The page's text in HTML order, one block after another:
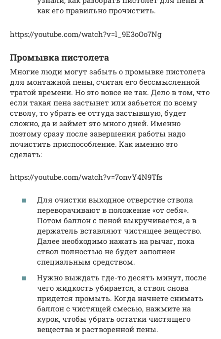
как его правильно прочистить.
https://youtube.com/watch?v=l_9E3oOo7Ng
Промывка пистолета
Многие люди могут забыть о промывке пистолета
для монтажной пены, считая его бессмысленной
тратой времени. Но это вовсе не так. Дело в том, что
если такая пена застынет или забьется по всему
стволу, то убрать ее оттуда застывшую, будет
сложно, да и займет это много дней. Именно
поэтому сразу после завершения работы надо
почистить приспособление. Как именно это
сделать:
https://youtube.com/watch?v=7onvY4N9Tfs
Для очистки выходное отверстие ствола
переворачивают в положение «от себя».
Потом баллон с пеной выкручивается, а в
держатель вставляют чистящее вещество.
Далее необходимо нажать на рычаг, пока
ствол полностью не будет заполнен
специальным средством.
Нужно выждать где-то десять минут, после
чего жидкость убирается, а ствол снова
придется промыть. Когда начнете снимать
баллон с чистящей смесью, нажмите на
курок, чтобы убрать остатки чистящего
вещества и растворенной пены.